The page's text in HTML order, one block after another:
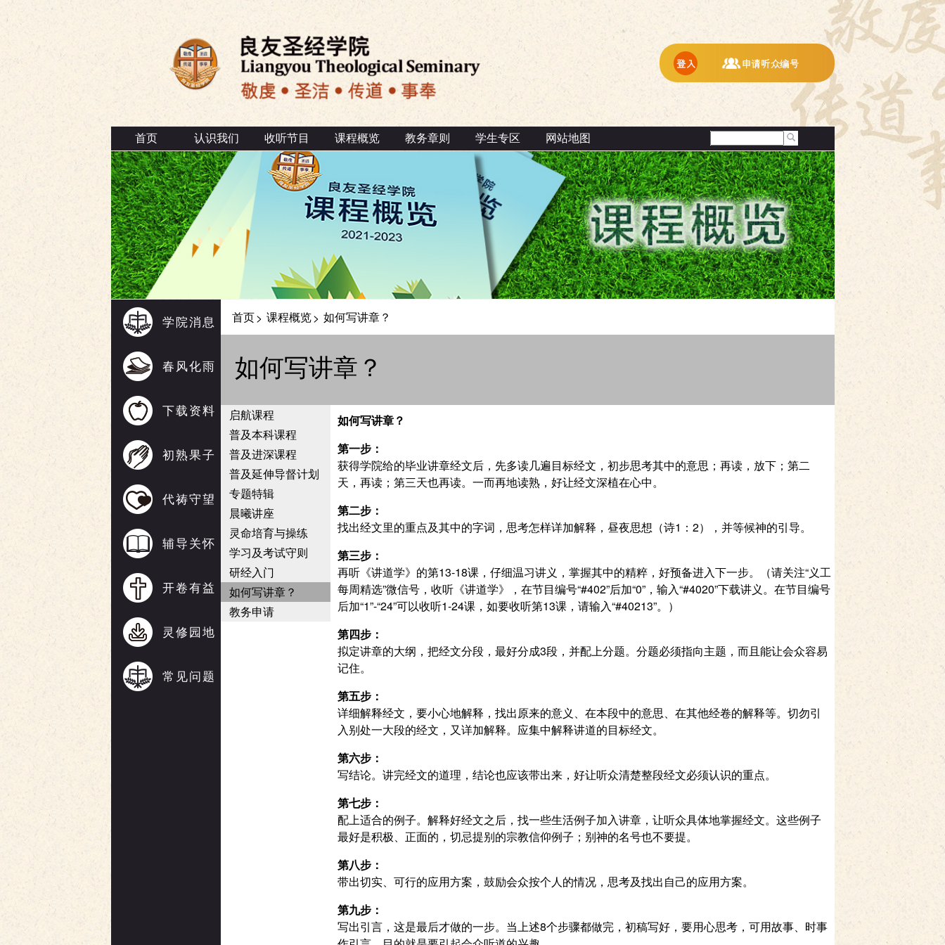
首页 认识我们 收听节目 课程概览 教务章则 学生专区 网站地图
学院消息
春风化雨
下载资料
初熟果子
代祷守望
辅导关怀
开卷有益
灵修园地
常见问题
首页> 课程概览> 如何写讲章？
如何写讲章？
启航课程
普及本科课程
普及进深课程
普及延伸导督计划
专题特辑
晨曦讲座
灵命培育与操练
学习及考试守则
研经入门
如何写讲章？
教务申请
如何写讲章？
第一步：
获得学院给的毕业讲章经文后，先多读几遍目标经文，初步思考其中的意思；再读，放下；第二
天，再读；第三天也再读。一而再地读熟，好让经文深植在心中。
第二步：
找出经文里的重点及其中的字词，思考怎样详加解释，昼夜思想（诗1：2），并等候神的引导。
第三步：
再听《讲道学》的第13-18课，仔细温习讲义，掌握其中的精粹，好预备进入下一步。（请关注“义工
每周精选”微信号，收听《讲道学》，在节目编号“#402”后加“0”，输入“#4020”下载讲义。在节目编号
后加“1”-“24”可以收听1-24课，如要收听第13课，请输入“#40213”。）
第四步：
拟定讲章的大纲，把经文分段，最好分成3段，并配上分题。分题必须指向主题，而且能让会众容易
记住。
第五步：
详细解释经文，要小心地解释，找出原来的意义、在本段中的意思、在其他经卷的解释等。切勿引
入别处一大段的经文，又详加解释。应集中解释讲道的目标经文。
第六步：
写结论。讲完经文的道理，结论也应该带出来，好让听众清楚整段经文必须认识的重点。
第七步：
配上适合的例子。解释好经文之后，找一些生活例子加入讲章，让听众具体地掌握经文。这些例子
最好是积极、正面的，切忌提别的宗教信仰例子；别神的名号也不要提。
第八步：
带出切实、可行的应用方案，鼓励会众按个人的情况，思考及找出自己的应用方案。
第九步：
写出引言，这是最后才做的一步。当上述8个步骤都做完，初稿写好，要用心思考，可用故事、时事